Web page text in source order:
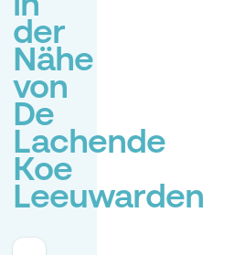
in
der
Nähe
von
De
Lachende
Koe
Leeuwarden